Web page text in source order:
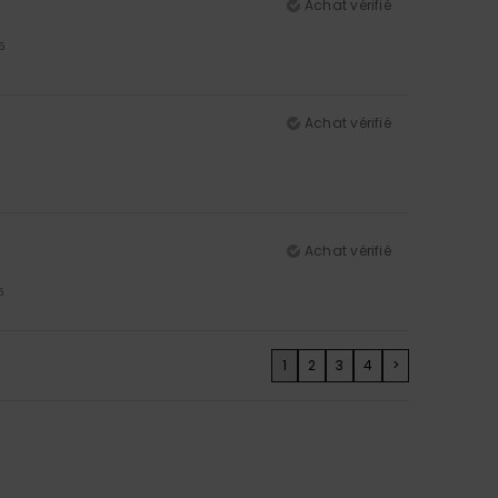
Achat vérifié
Achat vérifié
Achat vérifié
1 2 3 4 >